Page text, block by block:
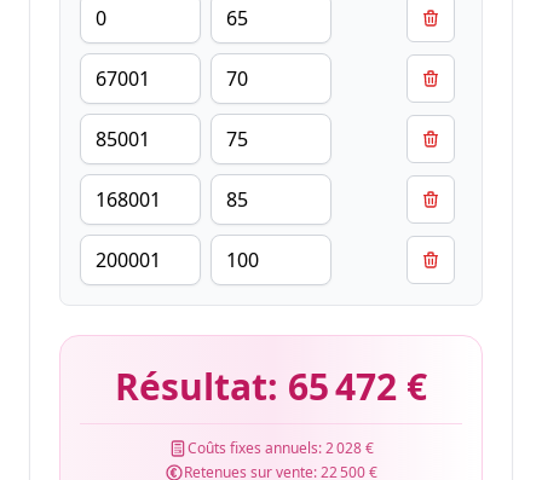
Résultat: 65 472 €
Coûts fixes annuels:2 028 €
Retenues sur vente:22 500 €